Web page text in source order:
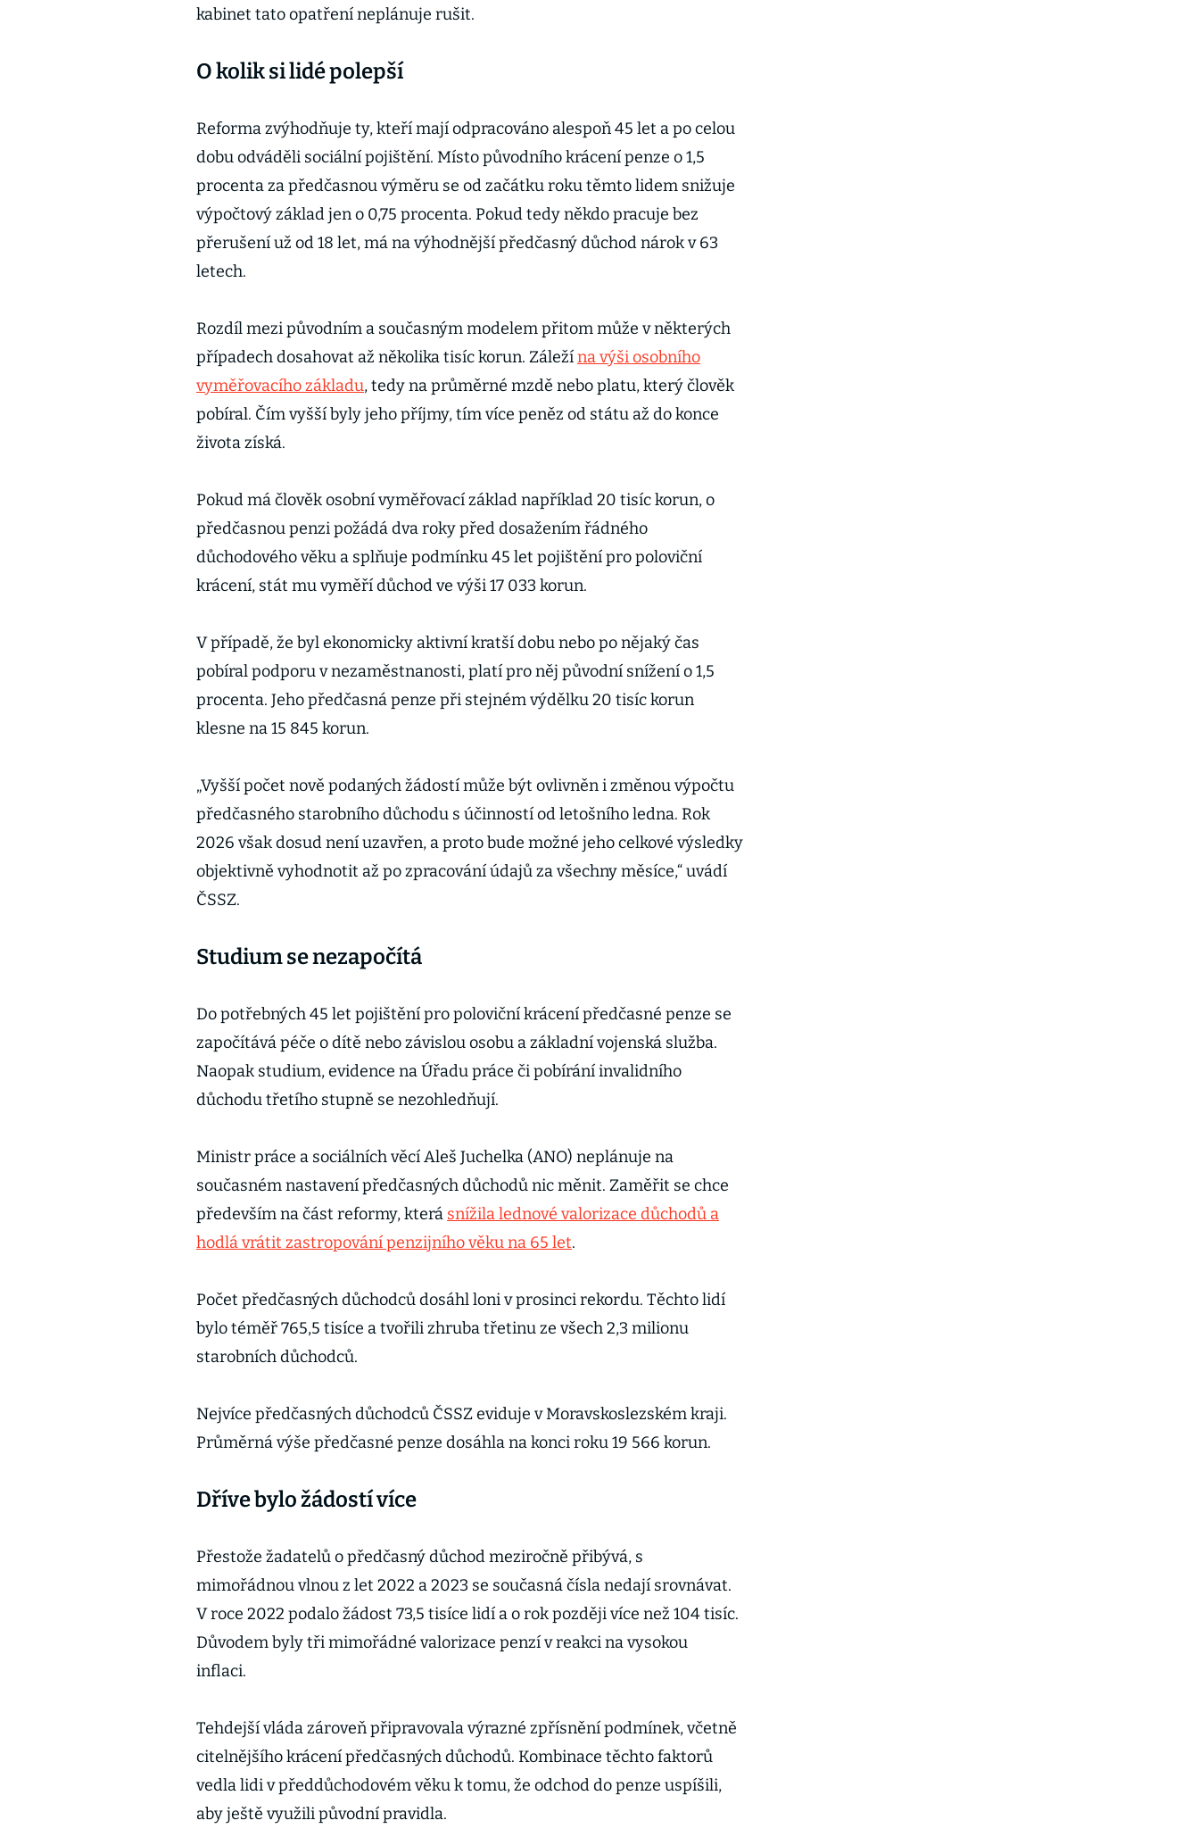
kabinet tato opatření neplánuje rušit.
O kolik si lidé polepší
Reforma zvýhodňuje ty, kteří mají odpracováno alespoň 45 let a po celou
dobu odváděli sociální pojištění. Místo původního krácení penze o 1,5
procenta za předčasnou výměru se od začátku roku těmto lidem snižuje
výpočtový základ jen o 0,75 procenta. Pokud tedy někdo pracuje bez
přerušení už od 18 let, má na výhodnější předčasný důchod nárok v 63
letech.
Rozdíl mezi původním a současným modelem přitom může v některých
případech dosahovat až několika tisíc korun. Záležína výši osobního
vyměřovacího základu, tedy na průměrné mzdě nebo platu, který člověk
pobíral. Čím vyšší byly jeho příjmy, tím více peněz od státu až do konce
života získá.
Pokud má člověk osobní vyměřovací základ například 20 tisíc korun, o
předčasnou penzi požádá dva roky před dosažením řádného
důchodového věku a splňuje podmínku 45 let pojištění pro poloviční
krácení, stát mu vyměří důchod ve výši 17 033 korun.
V případě, že byl ekonomicky aktivní kratší dobu nebo po nějaký čas
pobíral podporu v nezaměstnanosti, platí pro něj původní snížení o 1,5
procenta. Jeho předčasná penze při stejném výdělku 20 tisíc korun
klesne na 15 845 korun.
„Vyšší počet nově podaných žádostí může být ovlivněn i změnou výpočtu
předčasného starobního důchodu s účinností od letošního ledna. Rok
2026 však dosud není uzavřen, a proto bude možné jeho celkové výsledky
objektivně vyhodnotit až po zpracování údajů za všechny měsíce,“ uvádí
ČSSZ.
Studium se nezapočítá
Do potřebných 45 let pojištění pro poloviční krácení předčasné penze se
započítává péče o dítě nebo závislou osobu a základní vojenská služba.
Naopak studium, evidence na Úřadu práce či pobírání invalidního
důchodu třetího stupně se nezohledňují.
Ministr práce a sociálních věcí Aleš Juchelka (ANO) neplánuje na
současném nastavení předčasných důchodů nic měnit. Zaměřit se chce
především na část reformy, která snížila lednové valorizace důchodů a
hodlá vrátit zastropování penzijního věku na 65 let.
Počet předčasných důchodců dosáhl loni v prosinci rekordu. Těchto lidí
bylo téměř 765,5 tisíce a tvořili zhruba třetinu ze všech 2,3 milionu
starobních důchodců.
Nejvíce předčasných důchodců ČSSZ eviduje v Moravskoslezském kraji.
Průměrná výše předčasné penze dosáhla na konci roku 19 566 korun.
Dříve bylo žádostí více
Přestože žadatelů o předčasný důchod meziročně přibývá, s
mimořádnou vlnou z let 2022 a 2023 se současná čísla nedají srovnávat.
V roce 2022 podalo žádost 73,5 tisíce lidí a o rok později více než 104 tisíc.
Důvodem byly tři mimořádné valorizace penzí v reakci na vysokou
inflaci.
Tehdejší vláda zároveň připravovala výrazné zpřísnění podmínek, včetně
citelnějšího krácení předčasných důchodů. Kombinace těchto faktorů
vedla lidi v předdůchodovém věku k tomu, že odchod do penze uspíšili,
aby ještě využili původní pravidla.